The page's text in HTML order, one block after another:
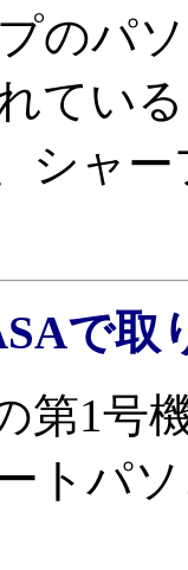
のパ
てい
シャ
で取
1号
トパ